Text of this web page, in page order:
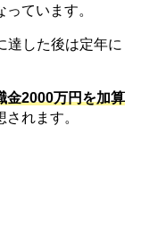
ています。
達した後は定年に
金2000万円を加算
れます。